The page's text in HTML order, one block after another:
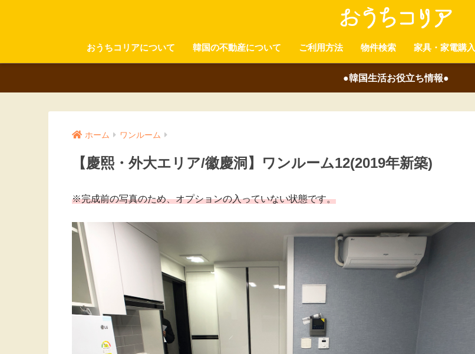
おうちコリアについて 韓国の不動産について ご利用方法 物件検索 家具・家電購入
●韓国生活お役立ち情報●
ホーム ワンルーム
【慶熙・外大エリア/徽慶洞】ワンルーム12(2019年新築)
※完成前の写真のため、オプションの入っていない状態です。